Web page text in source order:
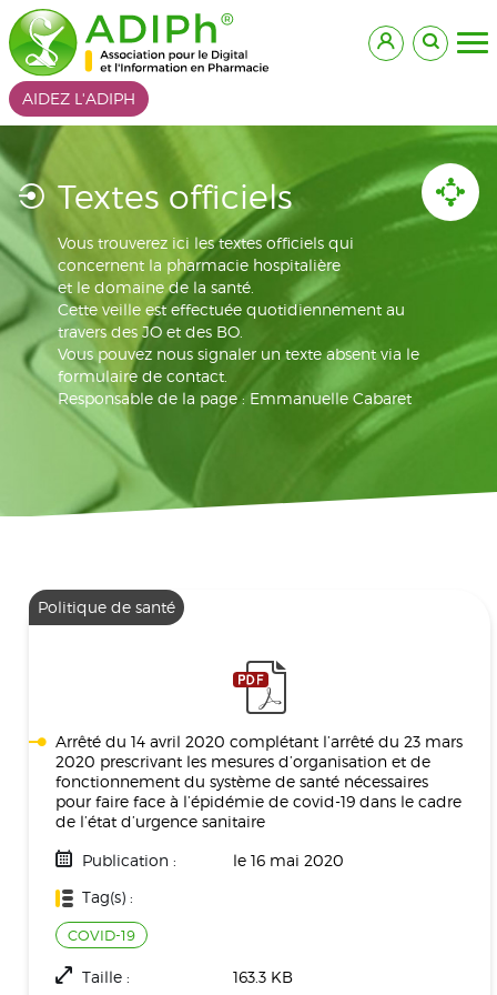
AIDEZ L'ADIPH
Textes officiels
Vous trouverez ici les textes officiels qui
concernent la pharmacie hospitalière
et le domaine de la santé.
Cette veille est effectuée quotidiennement au
travers des JO et des BO.
Vous pouvez nous signaler un texte absent via le
formulaire de contact.
Responsable de la page : Emmanuelle Cabaret
Politique de santé
Arrêté du 14 avril 2020 complétant l’arrêté du 23 mars
2020 prescrivant les mesures d’organisation et de
fonctionnement du système de santé nécessaires
pour faire face à l’épidémie de covid-19 dans le cadre
de l’état d’urgence sanitaire
Publication :
le 16 mai 2020
Tag(s) :
COVID-19
Taille : 163.3 KB